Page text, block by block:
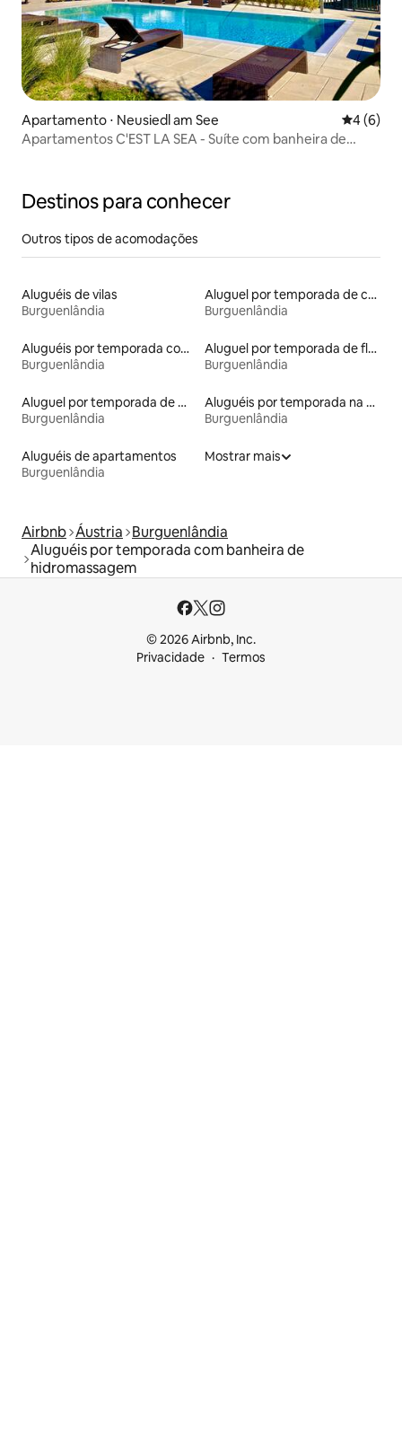
Apartamento ⋅ Neusiedl am See 4 de uma
4 (6)
Apartamentos C'EST LA SEA - Suíte com banheira de
Destinos para conhecer
Outros tipos de acomodações
Aluguéis de vilas
Burguenlândia
Aluguel por temporada de casas de hóspedes
Burguenlândia
Aluguéis por temporada com acesso ao lago
Burguenlândia
Aluguel por temporada de flats
Burguenlândia
Aluguel por temporada de microcasas
Burguenlândia
Aluguéis por temporada na orla
Burguenlândia
Aluguéis de apartamentos
Burguenlândia
Mostrar mais
Airbnb Áustria Burguenlândia
Aluguéis por temporada com banheira de
hidromassagem
© 2026 Airbnb, Inc.
Privacidade
Termos